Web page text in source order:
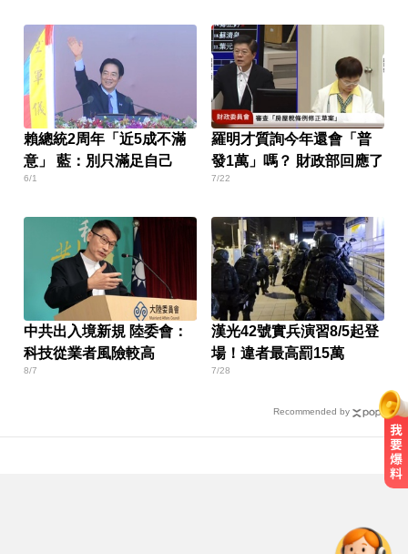
賴總統2周年「近5成不滿
意」 藍：別只滿足自己
6/1
羅明才質詢今年還會「普
發1萬」嗎？ 財政部回應了
7/22
中共出入境新規 陸委會：
科技從業者風險較高
8/7
漢光42號實兵演習8/5起登
場！違者最高罰15萬
7/28
Recommended by